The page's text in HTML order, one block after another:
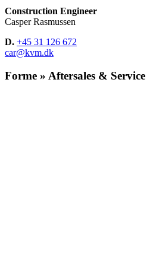
Construction Engineer
Casper Rasmussen
D. +45 31 126 672
car@kvm.dk
Forme » Aftersales & Service